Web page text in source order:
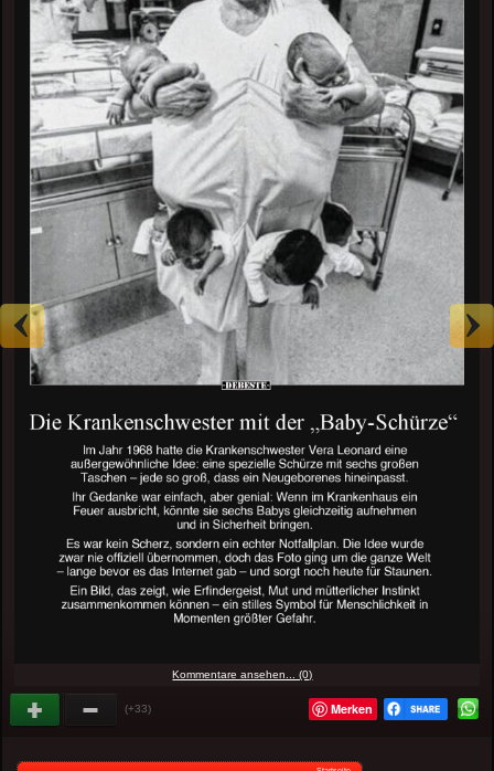
Kommentare ansehen... (0)
(+33) Merken